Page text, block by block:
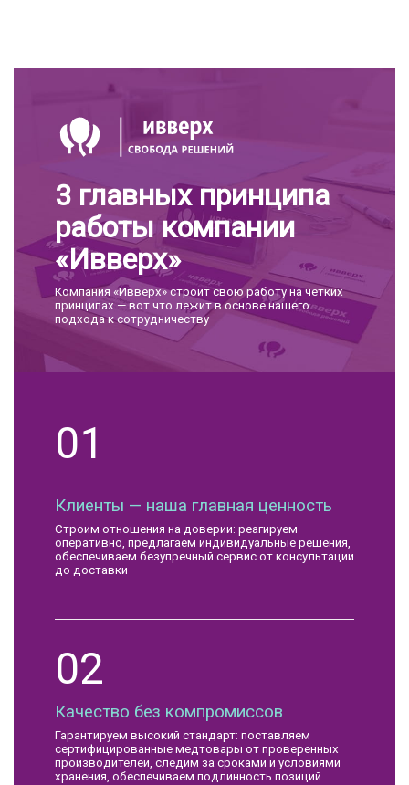
3 главных принципа
работы компании
«Ивверх»
Компания «Ивверх» строит свою работу на чётких
принципах — вот что лежит в основе нашего
подхода к сотрудничеству
01
Клиенты — наша главная ценность
Строим отношения на доверии: реагируем
оперативно, предлагаем индивидуальные решения,
обеспечиваем безупречный сервис от консультации
до доставки
02
Качество без компромиссов
Гарантируем высокий стандарт: поставляем
сертифицированные медтовары от проверенных
производителей, следим за сроками и условиями
хранения, обеспечиваем подлинность позиций